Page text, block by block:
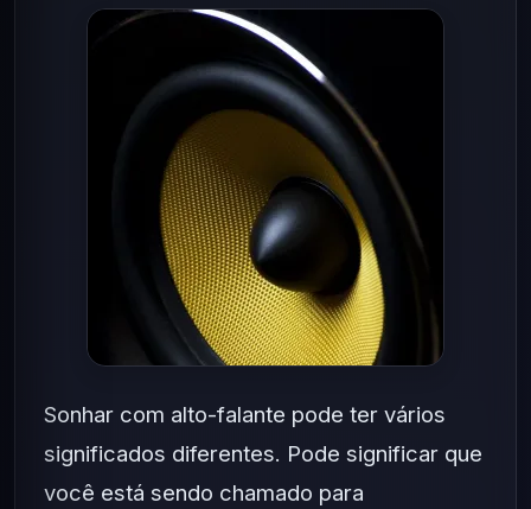
Sonhar com alto-falante pode ter vários
significados diferentes. Pode significar que
você está sendo chamado para